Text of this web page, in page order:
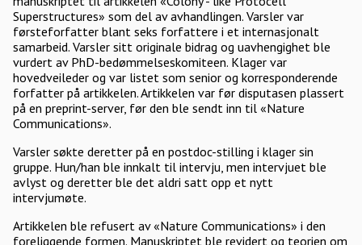
Superstructures» som del av avhandlingen. Varsler var
førsteforfatter blant seks forfattere i et internasjonalt
samarbeid. Varsler sitt originale bidrag og uavhengighet ble
vurdert av PhD-bedømmelseskomiteen. Klager var
hovedveileder og var listet som senior og korresponderende
forfatter på artikkelen. Artikkelen var før disputasen plassert
på en preprint-server, før den ble sendt inn til «Nature
Communications».
Varsler søkte deretter på en postdoc-stilling i klager sin
gruppe. Hun/han ble innkalt til intervju, men intervjuet ble
avlyst og deretter ble det aldri satt opp et nytt
intervjumøte.
Artikkelen ble refusert av «Nature Communications» i den
foreliggende formen. Manuskriptet ble revidert og teorien om